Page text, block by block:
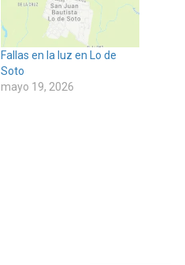
Fallas en la luz en Lo de
Soto
mayo 19, 2026